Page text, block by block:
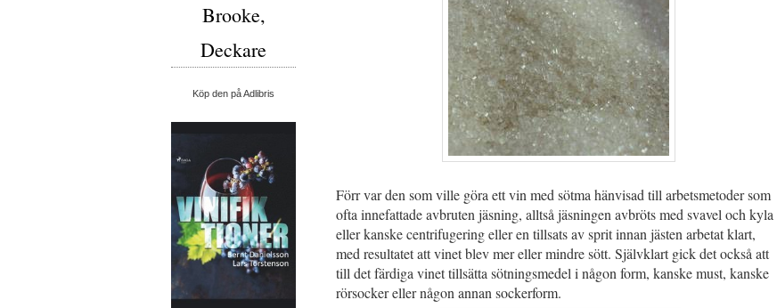
Förr var den som ville göra ett vin med sötma hänvisad till arbetsmetoder som
ofta innefattade avbruten jäsning, alltså jäsningen avbröts med svavel och kyla
eller kanske centrifugering eller en tillsats av sprit innan jästen arbetat klart,
med resultatet att vinet blev mer eller mindre sött. Självklart gick det också att
till det färdiga vinet tillsätta sötningsmedel i någon form, kanske must, kanske
rörsocker eller någon annan sockerform.
Brooke,
Deckare
Köp den på Adlibris